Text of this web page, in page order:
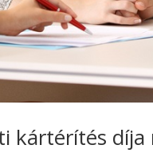
kártérítés